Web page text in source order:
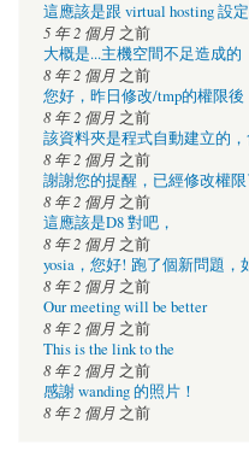
這應該是跟 virtual hosting 設
5 年 2 個月 之前
大概是...主機空間不足造成的
8 年 2 個月 之前
您好，昨日修改/tmp的權限
8 年 2 個月 之前
該資料夾是程式自動建立的
8 年 2 個月 之前
謝謝您的提醒，已經修改權
8 年 2 個月 之前
這應該是D8 對吧，
8 年 2 個月 之前
yosia，您好! 跑了個新問題，
8 年 2 個月 之前
Our meeting will be better
8 年 2 個月 之前
This is the link to the
8 年 2 個月 之前
感謝 wanding 的照片！
8 年 2 個月 之前